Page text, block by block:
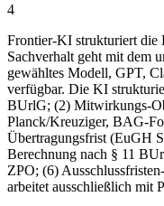
4
Frontier-KI strukturiert die
Sachverhalt geht mit dem
gewähltes Modell, GPT,
verfügbar. Die KI
BUrlG; (2) Mitwirkungs-
Planck/Kreuziger, BAG-
Übertragungsfrist (EuGH
Berechnung nach § 11
ZPO; (6)
arbeitet ausschließlich mit